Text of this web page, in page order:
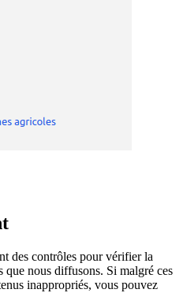
des contrôles pour vérifier la
nous diffusons. Si malgré ces
inappropriés, vous pouvez